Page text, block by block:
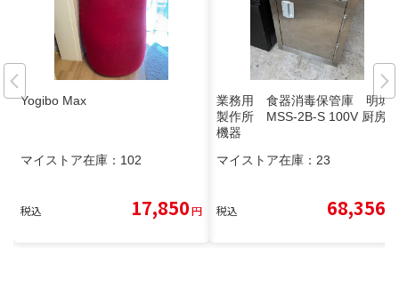
Yogibo Max
マイストア在庫： 102
税込 17,850円
業務用 食器消毒保管庫 明城
製作所 MSS-2B-S 100V 厨房
機器
マイストア在庫： 23
税込 68,356